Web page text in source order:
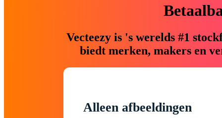
Vecteezy is 's werelds #1
biedt merken, makers en
Alleen afbeeldingen